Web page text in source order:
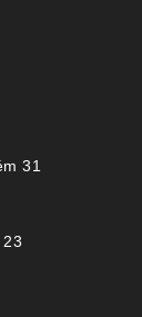
31